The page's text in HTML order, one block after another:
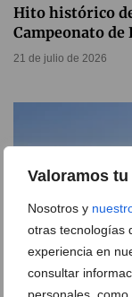
Valoramos
Nosotros y
otras tecnologías
experiencia en
consultar
personales,
Hito histórico
Campeonato
21 de julio de 2026